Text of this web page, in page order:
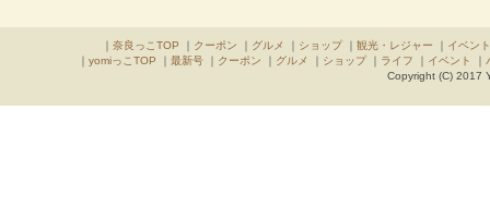
｜ 奈良っこTOP ｜ クーポン ｜ グルメ ｜ ショップ｜ 観光・レジャー ｜ イベント
｜ yomiっこTOP ｜ 最新号｜ クーポン ｜ グルメ ｜ ショップ｜ ライフ ｜ イベント ｜
Copyright (C) 2017